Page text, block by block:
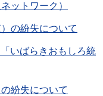
ットワーク）
の紛失について
いばらきおもしろ統
紛失について